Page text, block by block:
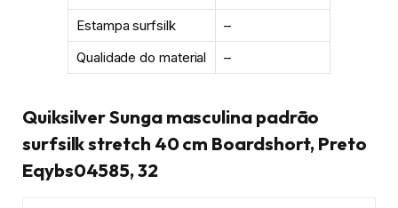
Estampa surfsilk
–
Qualidade do material
–
Quiksilver Sunga masculina padrão
surfsilk stretch 40 cm Boardshort, Preto
Eqybs04585, 32